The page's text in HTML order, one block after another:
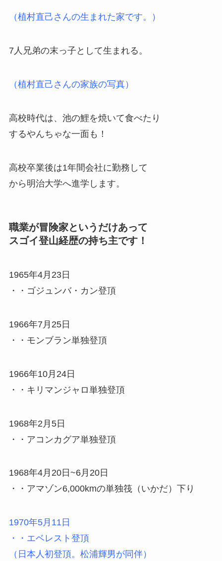
（植村直己さんの生まれた家です。）
7人兄弟の末っ子として生まれる。
（植村直己さんの家族の写真）
高校時代は、池の鯉を焼いて食べたり
するやんちゃな一面も！
高校卒業後は1年間会社に勤務して
から明治大学へ進学します。
職業が冒険家というだけあって
スゴイ登山経歴の持ち主です！
1965年4月23日
・・ゴジュンバ・カン登頂
1966年7月25日
・・モンブラン単独登頂
1966年10月24日
・・キリマンジャロ単独登頂
1968年2月5日
・・アコンカグア単独登頂
1968年4月20日~6月20日
・・アマゾン6,000kmの単独筏（いかだ）下り
1970年5月11日
・・エベレスト登頂
（日本人初登頂。松浦輝男が同伴）